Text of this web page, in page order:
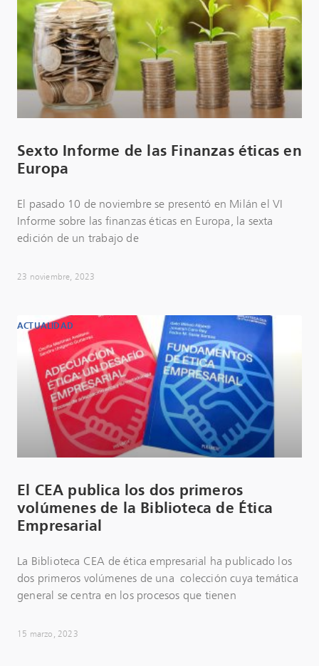
Sexto Informe de las Finanzas éticas en
Europa
El pasado 10 de noviembre se presentó en Milán el VI
Informe sobre las finanzas éticas en Europa, la sexta
edición de un trabajo de
23 noviembre, 2023
ACTUALIDAD
El CEA publica los dos primeros
volúmenes de la Biblioteca de Ética
Empresarial
La Biblioteca CEA de ética empresarial ha publicado los
dos primeros volúmenes de una colección cuya temática
general se centra en los procesos que tienen
15 marzo, 2023